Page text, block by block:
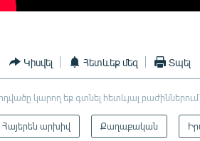
Կիսվել Հետևեք մեզ Տպել
կարող եք գտնել հետևյալ բաժիններում
Հայերեն արխիվ Քաղաքական